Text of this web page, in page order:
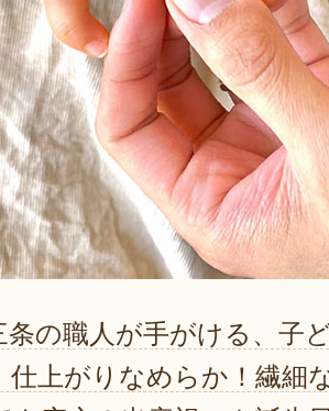
の職人が手がける、子
仕上がりなめらか！繊細